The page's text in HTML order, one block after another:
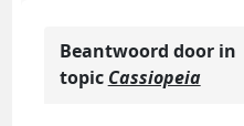
Beantwoord door in
topic Cassiopeia